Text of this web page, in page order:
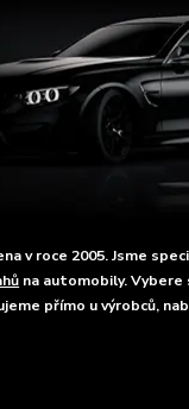
v roce 2005. Jsme
na automobily. Vybere
přímo u výrobců,